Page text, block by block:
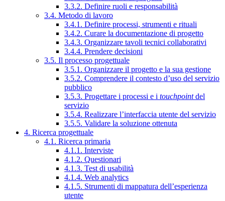
3.3.2. Definire ruoli e responsabilità
3.4. Metodo di lavoro
3.4.1. Definire processi, strumenti e rituali
3.4.2. Curare la documentazione di progetto
3.4.3. Organizzare tavoli tecnici collaborativi
3.4.4. Prendere decisioni
3.5. Il processo progettuale
3.5.1. Organizzare il progetto e la sua gestione
3.5.2. Comprendere il contesto d’uso del servizio
pubblico
3.5.3. Progettare i processi e i touchpointdel
servizio
3.5.4. Realizzare l’interfaccia utente del servizio
3.5.5. Validare la soluzione ottenuta
4. Ricerca progettuale
4.1. Ricerca primaria
4.1.1. Interviste
4.1.2. Questionari
4.1.3. Test di usabilità
4.1.4. Web analytics
4.1.5. Strumenti di mappatura dell’esperienza
utente